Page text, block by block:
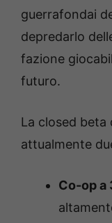
guerrafondai
depredarlo
fazione
futuro.
La closed beta
attualmente
Co-op a